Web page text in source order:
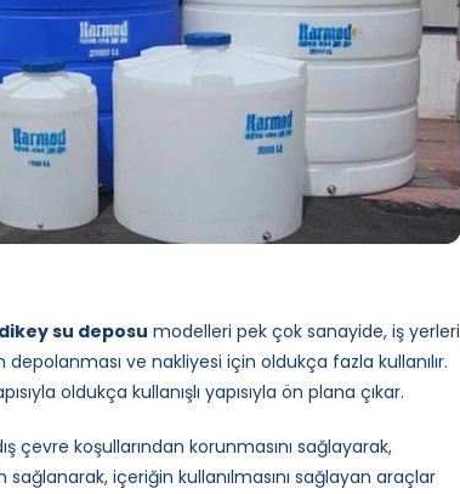
dikey su deposu modelleri pek çok sanayide, iş yerleri
ve nakliyesi için oldukça fazla kullanılır.
oldukça kullanışlı yapısıyla ön plana çıkar.
çevre koşullarından korunmasını sağlayarak,
içeriğin kullanılmasını sağlayan araçlar